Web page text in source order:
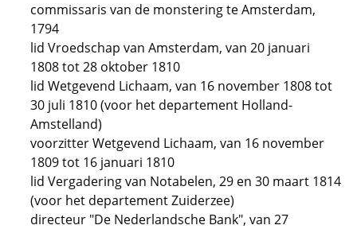
commissaris van de monstering te Amsterdam,
1794
lid Vroedschap van Amsterdam, van 20 januari
1808 tot 28 oktober 1810
lid Wetgevend Lichaam, van 16 november 1808 tot
30 juli 1810 (voor het departement Holland-
Amstelland)
voorzitter Wetgevend Lichaam, van 16 november
1809 tot 16 januari 1810
lid Vergadering van Notabelen, 29 en 30 maart 1814
(voor het departement Zuiderzee)
directeur "De Nederlandsche Bank", van 27